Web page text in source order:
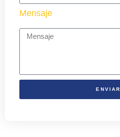
Mensaje
ENVIAR